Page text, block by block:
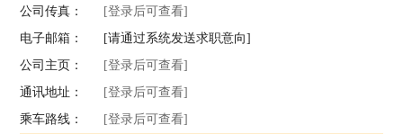
公司传真：
[登录后可查看]
电子邮箱：
[请通过系统发送求职意向]
公司主页：
[登录后可查看]
通讯地址：
[登录后可查看]
乘车路线：
[登录后可查看]